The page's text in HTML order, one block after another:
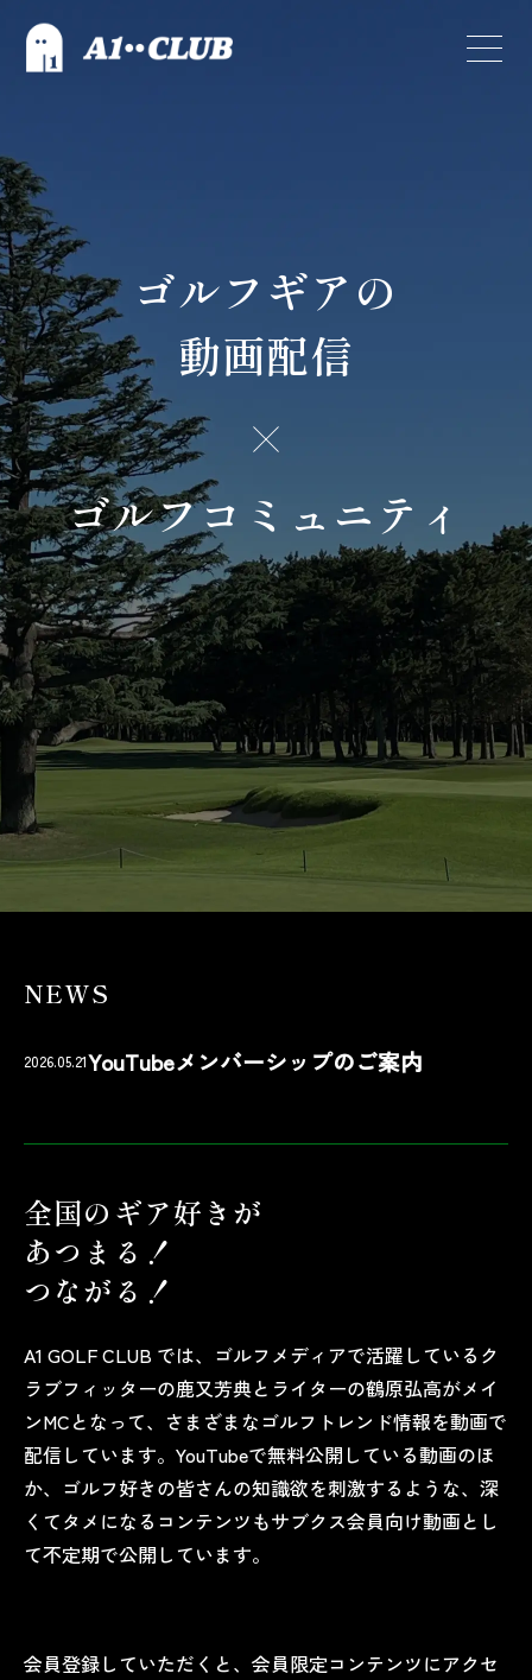
ゴルフギアの
動画配信
ゴルフコミュニティ
NEWS
2026.05.21YouTubeメンバーシップのご案内
全国のギア好きが
あつまる！
つながる！
A1 GOLF CLUB では、ゴルフメディアで活躍しているク
ラブフィッターの鹿又芳典とライターの鶴原弘高がメイ
ンMCとなって、さまざまなゴルフトレンド情報を動画で
配信しています。YouTubeで無料公開している動画のほ
か、ゴルフ好きの皆さんの知識欲を刺激するような、深
くてタメになるコンテンツもサブクス会員向け動画とし
て不定期で公開しています。
会員登録していただくと、会員限定コンテンツにアクセ